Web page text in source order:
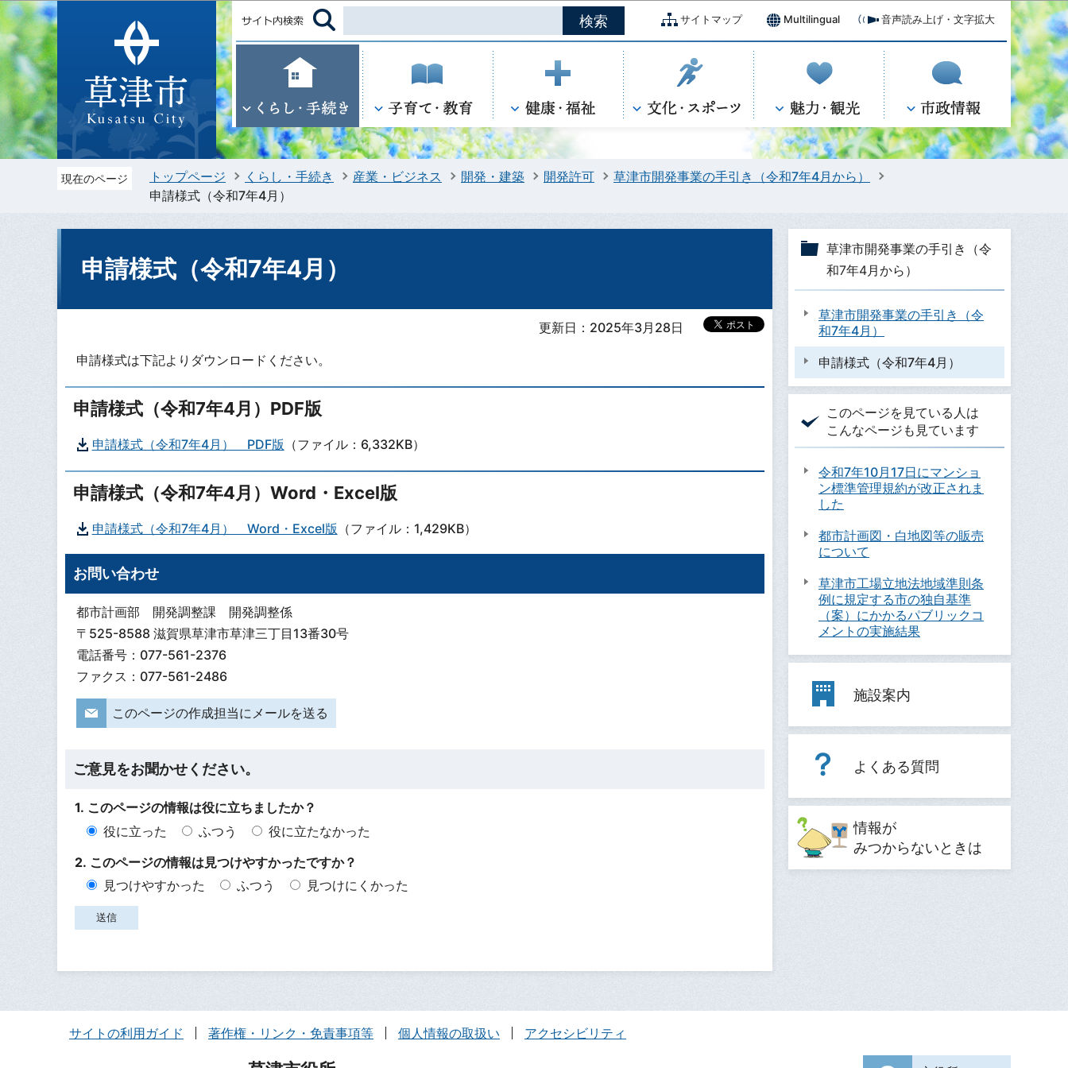
このページの本文へ移動
サイトマップ Multilingual 音声読み上げ・文字拡大
現在のページ トップページ くらし・手続き 産業・ビジネス 開発・建築 開発許可
草津市開発事業の手引き（令和7年4月から）
申請様式（令和7年4月）
申請様式（令和7年4月）
更新日：2025年3月28日
申請様式は下記よりダウンロードください。
申請様式（令和7年4月）PDF版
申請様式（令和7年4月） PDF版 （ファイル：6,332KB）
申請様式（令和7年4月）Word・Excel版
申請様式（令和7年4月） Word・Excel版 （ファイル：1,429KB）
お問い合わせ
都市計画部 開発調整課 開発調整係
〒525-8588 滋賀県草津市草津三丁目13番30号
電話番号：077-561-2376
ファクス：077-561-2486
このページの作成担当にメールを送る
ご意見をお聞かせください。
1. このページの情報は役に立ちましたか？
役に立った
ふつう
役に立たなかった
2. このページの情報は見つけやすかったですか？
見つけやすかった
ふつう 見つけにくかった
草津市開発事業の手引き（令
和7年4月から）
草津市開発事業の手引き（令
和7年4月）
申請様式（令和7年4月）
このページを見ている人は
こんなページも見ています
令和7年10月17日にマンショ
ン標準管理規約が改正されま
した
都市計画図・白地図等の販売
について
草津市工場立地法地域準則条
例に規定する市の独自基準
（案）にかかるパブリックコ
メントの実施結果
施設案内
よくある質問
情報が
みつからないときは
サイトの利用ガイド 著作権・リンク・免責事項等 個人情報の取扱い アクセシビリティ